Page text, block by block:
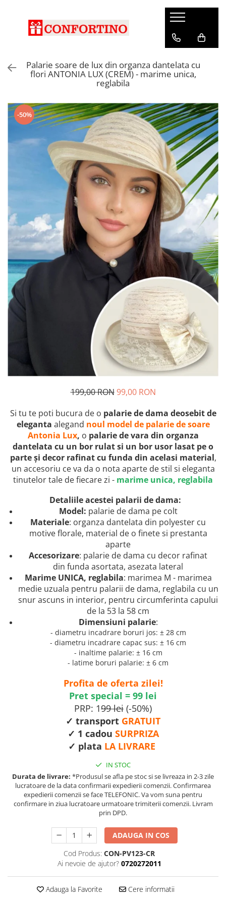
Palarie soare de lux din organza dantelata cu
flori ANTONIA LUX (CREM) - marime unica,
reglabila
-50%
199,00 RON 99,00 RON
Si tu te poti bucura de o palarie de dama deosebit de
eleganta alegand noul model de palarie de soare
Antonia Lux, o palarie de vara din organza
dantelata cu un bor rulat si un bor usor lasat pe o
parte și decor rafinat cu funda din acelasi material,
un accesoriu ce va da o nota aparte de stil si eleganta
tinutelor tale de fiecare zi - marime unica, reglabila
Detaliile acestei palarii de dama:
Model: palarie de dama pe colt
Materiale: organza dantelata din polyester cu
motive florale, material de o finete si prestanta
aparte
Accesorizare: palarie de dama cu decor rafinat
din funda asortata, asezata lateral
Marime UNICA, reglabila: marimea M - marimea
medie uzuala pentru palarii de dama, reglabila cu un
snur ascuns in interior, pentru circumferinta capului
de la 53 la 58 cm
Dimensiuni palarie:
- diametru incadrare boruri jos: ± 28 cm
- diametru incadrare capac sus: ± 16 cm
- inaltime palarie: ± 16 cm
- latime boruri palarie: ± 6 cm
Profita de oferta zilei!
Pret special = 99 lei
PRP: 199 lei (-50%)
✓ transport GRATUIT
✓ 1 cadou SURPRIZA
✓ plata LA LIVRARE
IN STOC
Durata de livrare: *Produsul se afla pe stoc si se livreaza in 2-3 zile
lucratoare de la data confirmarii expedierii comenzii. Confirmarea
expedierii comenzii se face TELEFONIC. Va vom suna pentru
confirmare in ziua lucratoare urmatoare trimiterii comenzii. Livram
prin DPD.
ADAUGA IN COS
Cod Produs: CON-PV123-CR
Ai nevoie de ajutor? 0720272011
Adauga la Favorite Cere informatii